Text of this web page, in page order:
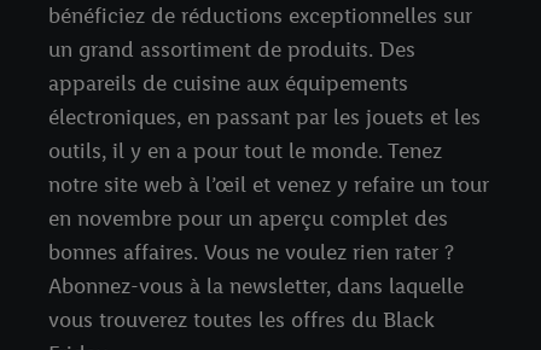
bénéficiez de réductions exceptionnelles sur
un grand assortiment de produits. Des
appareils de cuisine aux équipements
électroniques, en passant par les jouets et les
outils, il y en a pour tout le monde. Tenez
notre site web à l’œil et venez y refaire un tour
en novembre pour un aperçu complet des
bonnes affaires. Vous ne voulez rien rater ?
Abonnez-vous à la newsletter, dans laquelle
vous trouverez toutes les offres du Black